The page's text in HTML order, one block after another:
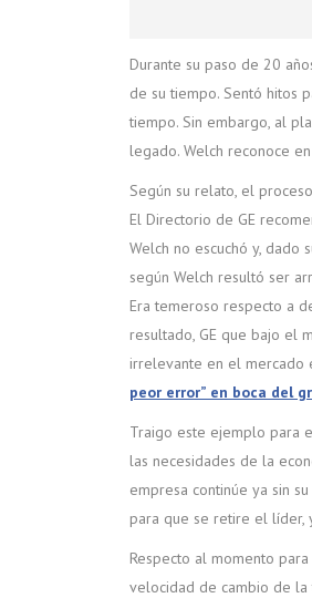
Durante su paso de 20
de su tiempo. Sentó hitos
tiempo. Sin embargo, al
legado. Welch reconoce
Según su relato, el
El Directorio de GE
Welch no escuchó y, dado
según Welch resultó ser
Era temeroso respecto a
resultado, GE que bajo el
irrelevante en el mercado
peor error” en boca del
Traigo este ejemplo para
las necesidades de la
empresa continúe ya sin
para que se retire el
Respecto al momento
velocidad de cambio de la